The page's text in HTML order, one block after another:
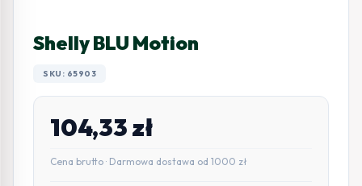
Shelly BLU Motion
SKU: 65903
104,33zł
Cena brutto · Darmowa dostawa od 1000 zł